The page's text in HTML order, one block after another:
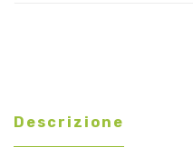
Descrizione